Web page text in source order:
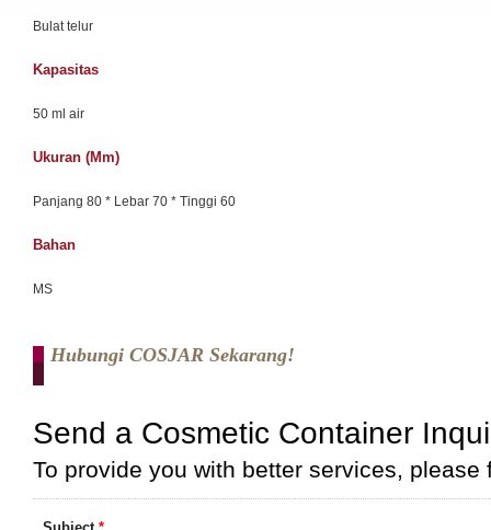
Bulat telur
Kapasitas
50 ml air
Ukuran (mm)
Panjang 80 * Lebar 70 * Tinggi 60
Bahan
MS
Hubungi COSJAR Sekarang!